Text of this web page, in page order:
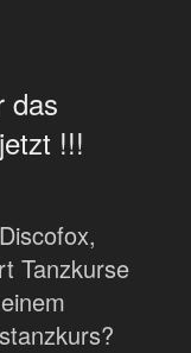
das
!!!
Tanzkurse